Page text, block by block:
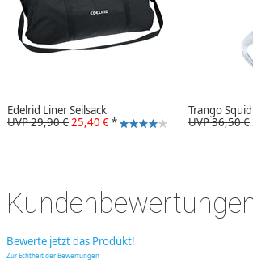
Edelrid Liner Seilsack
UVP 29,90 €25,40 €*
Trango
UVP 36,50 €
Bewerte jetzt das Produkt!
Zur Echtheit der Bewertungen